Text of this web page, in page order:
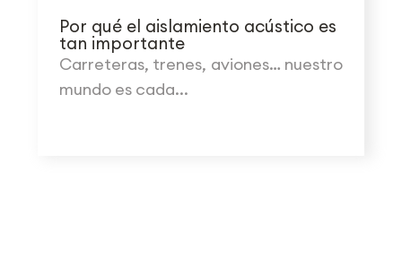
Por qué el aislamiento acústico es
tan importante
Carreteras, trenes, aviones… nuestro
mundo es cada...